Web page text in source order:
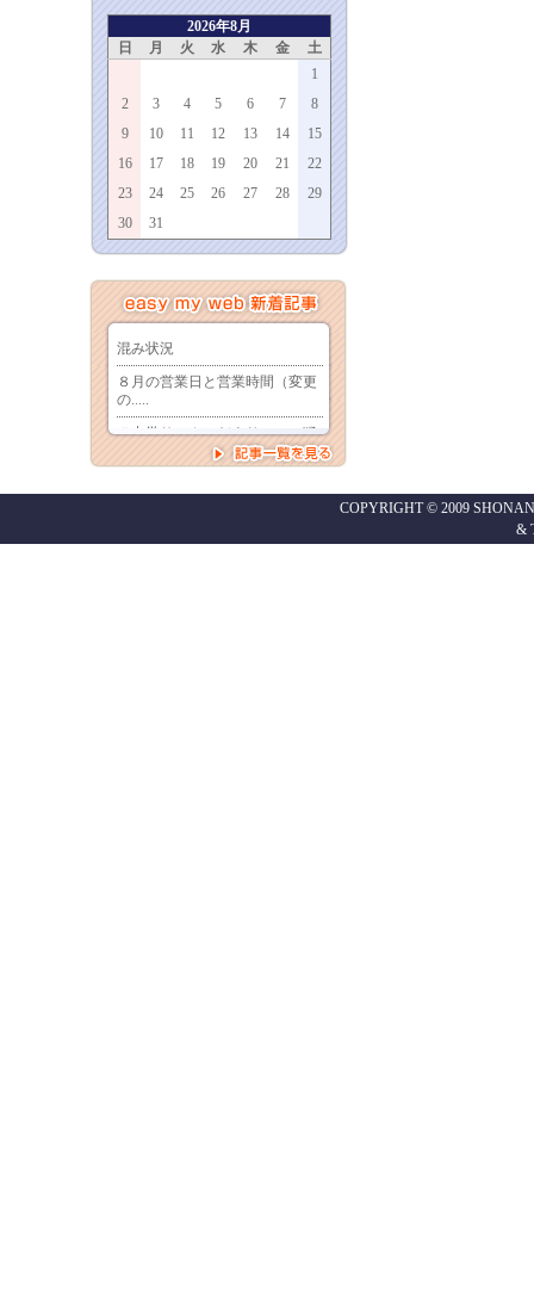
2026年8月
日
月 火 水 木 金
土
1
2
3 4 5 6 7
8
9
10 11 12 13 14
15
16
17 18 19 20 21
22
23
24 25 26 27 28
29
30
31
COPYRIGHT © 2009
&